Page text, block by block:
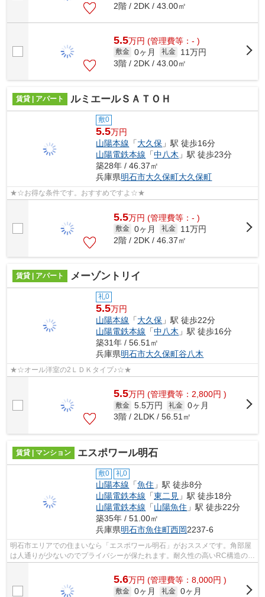
2階 / 2DK / 43.00㎡
5.5万円 (管理費等：- )
敷金 0ヶ月 礼金
11万円
3階 / 2DK / 43.00㎡
賃貸 | アパート ルミエールＳＡＴＯＨ
敷0
5.5万円
山陽本線 「大久保 」駅 徒歩16分
山陽電鉄本線 「中八木 」駅 徒歩23分
築28年 / 46.37㎡
兵庫県明石市大久保町大久保町
★☆お得な条件です。おすすめですよ☆★
5.5万円 (管理費等：- )
敷金 0ヶ月 礼金
11万円
2階 / 2DK / 46.37㎡
賃貸 | アパート メーゾントリイ
礼0
5.5万円
山陽本線 「大久保 」駅 徒歩22分
山陽電鉄本線 「中八木 」駅 徒歩16分
築31年 / 56.51㎡
兵庫県明石市大久保町谷八木
★☆オール洋室の2ＬＤＫタイプ♪☆★
5.5万円 (管理費等：2,800円 )
敷金 5.5万円 礼金 0ヶ月
3階 / 2LDK / 56.51㎡
賃貸 | マンション エスポワール明石
敷0 礼0
山陽本線 「魚住 」駅 徒歩8分
山陽電鉄本線 「東二見 」駅 徒歩18分
山陽電鉄本線 「山陽魚住 」駅 徒歩22分
築35年 / 51.00㎡
兵庫県明石市魚住町西岡2237-6
明石市エリアでの住まいなら「エスポワール明石」がおススメです。角部屋
は人通りが少ないのでプライバシーが保たれます。耐久性の高いRC構造の住
居を、当社で是非とも見つけて下さい...
5.6万円 (管理費等：8,000円 )
敷金 0ヶ月 礼金 0ヶ月